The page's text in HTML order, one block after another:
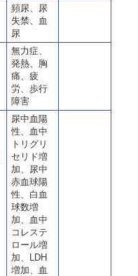
頻尿、尿
失禁、血
尿
無力症、
発熱、胸
痛、疲
労、歩行
障害
尿中血陽
性、血中
トリグリ
セリド増
加、尿中
赤血球陽
性、白血
球数増
加、血中
コレステ
ロール増
加、LDH
増加、血